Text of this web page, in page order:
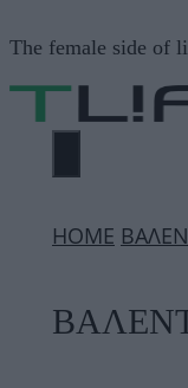
σε
περιεχόμενο
The female side of
ΜΕΝΟΎ
ΗΟΜΕ